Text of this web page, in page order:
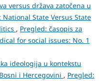
versus država zatočena u
State Versus State
, Pregled: časopis za
for social issues: No. 1
ideologija u kontekstu
i Hercegovini , Pregled: